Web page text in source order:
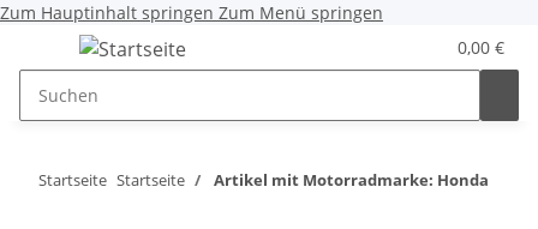
Zum Hauptinhalt springen Zum Menü springen
0,00 €
Startseite Startseite Artikel mit Motorradmarke: Honda